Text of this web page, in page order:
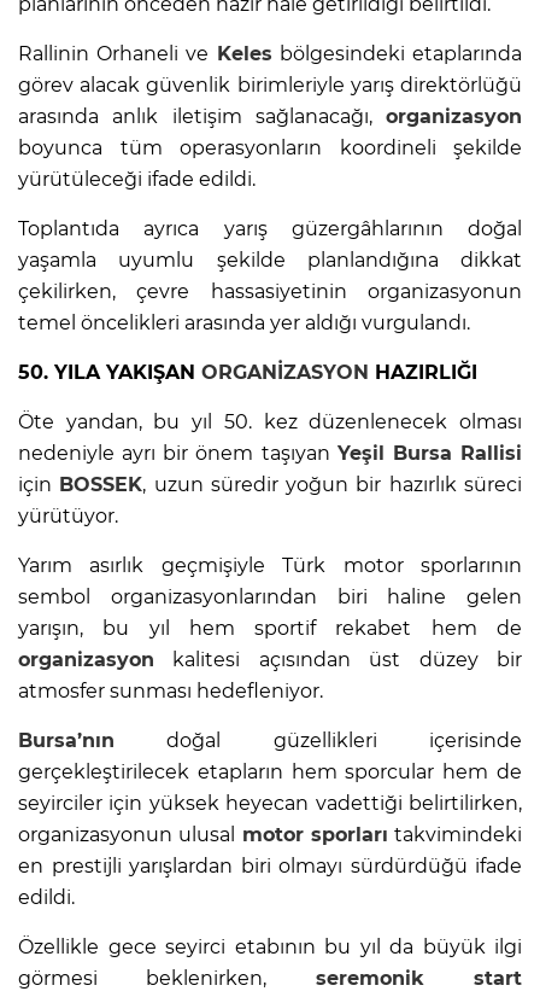
Rallinin Orhaneli ve Keles bölgesindeki etaplarında
görev alacak güvenlik birimleriyle yarış direktörlüğü
arasında anlık iletişim sağlanacağı, organizasyon
boyunca tüm operasyonların koordineli şekilde
yürütüleceği ifade edildi.
Toplantıda ayrıca yarış güzergâhlarının doğal
yaşamla uyumlu şekilde planlandığına dikkat
çekilirken, çevre hassasiyetinin organizasyonun
temel öncelikleri arasında yer aldığı vurgulandı.
50. YILA YAKIŞAN ORGANİZASYON HAZIRLIĞI
Öte yandan, bu yıl 50. kez düzenlenecek olması
nedeniyle ayrı bir önem taşıyan Yeşil Bursa Rallisi
için BOSSEK, uzun süredir yoğun bir hazırlık süreci
yürütüyor.
Yarım asırlık geçmişiyle Türk motor sporlarının
sembol organizasyonlarından biri haline gelen
yarışın, bu yıl hem sportif rekabet hem de
organizasyon kalitesi açısından üst düzey bir
atmosfer sunması hedefleniyor.
Bursa’nın doğal güzellikleri içerisinde
gerçekleştirilecek etapların hem sporcular hem de
seyirciler için yüksek heyecan vadettiği belirtilirken,
organizasyonun ulusal motor sporları takvimindeki
en prestijli yarışlardan biri olmayı sürdürdüğü ifade
edildi.
Özellikle gece seyirci etabının bu yıl da büyük ilgi
görmesi beklenirken, seremonik start